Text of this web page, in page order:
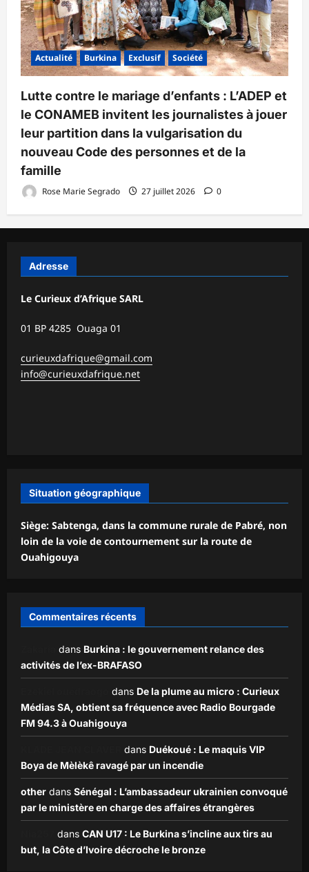
Actualité Burkina Exclusif Société
Lutte contre le mariage d’enfants : L’ADEP et
le CONAMEB invitent les journalistes à jouer
leur partition dans la vulgarisation du
nouveau Code des personnes et de la
famille
Rose Marie Segrado 27 juillet 2026 0
Adresse
Le Curieux d’Afrique SARL
01 BP 4285 Ouaga 01
curieuxdafrique@gmail.com
info@curieuxdafrique.net
Situation géographique
Siège: Sabtenga, dans la commune rurale de Pabré, non
loin de la voie de contournement sur la route de
Ouahigouya
Commentaires récents
dans Burkina : le gouvernement relance des
activités de l’ex-BRAFASO
dans De la plume au micro : Curieux
Médias SA, obtient sa fréquence avec Radio Bourgade
FM 94.3 à Ouahigouya
dans Duékoué : Le maquis VIP
Boya de Mèlèkê ravagé par un incendie
other dans Sénégal : L’ambassadeur ukrainien convoqué
par le ministère en charge des affaires étrangères
dans CAN U17 : Le Burkina s’incline aux tirs au
but, la Côte d’Ivoire décroche le bronze